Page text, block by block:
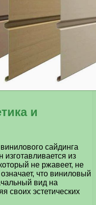
и
сайдинга
изготавливается из
не ржавеет, не
что виниловый
вид на
своих эстетических